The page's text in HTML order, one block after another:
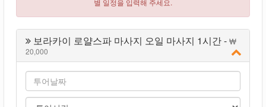
보라카이 로얄스파 마사지 오일 마사지 1시간 -
20,000